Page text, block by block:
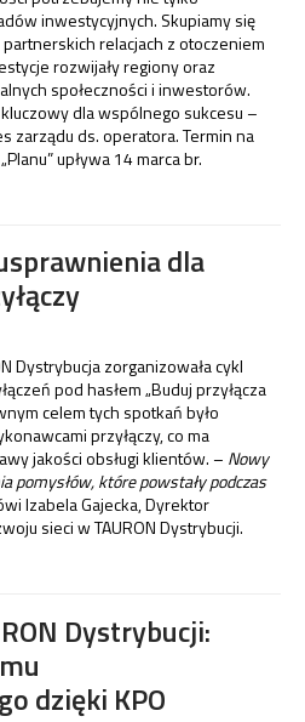
inwestycyjnych. Skupiamy się
relacjach z otoczeniem
rozwijały regiony oraz
społeczności i inwestorów.
dla wspólnego sukcesu –
zarządu ds. operatora. Termin na
upływa 14 marca br.
dla
Dystrybucja zorganizowała cykl
pod hasłem „Buduj przyłącza
celem tych spotkań było
przyłączy, co ma
jakości obsługi klientów. – Nowy
pomysłów, które powstały podczas
Izabela Gajecka, Dyrektor
sieci w TAURON Dystrybucji.
Dystrybucji:
dzięki KPO